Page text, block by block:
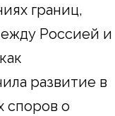
границ,
Россией и
развитие в
споров о